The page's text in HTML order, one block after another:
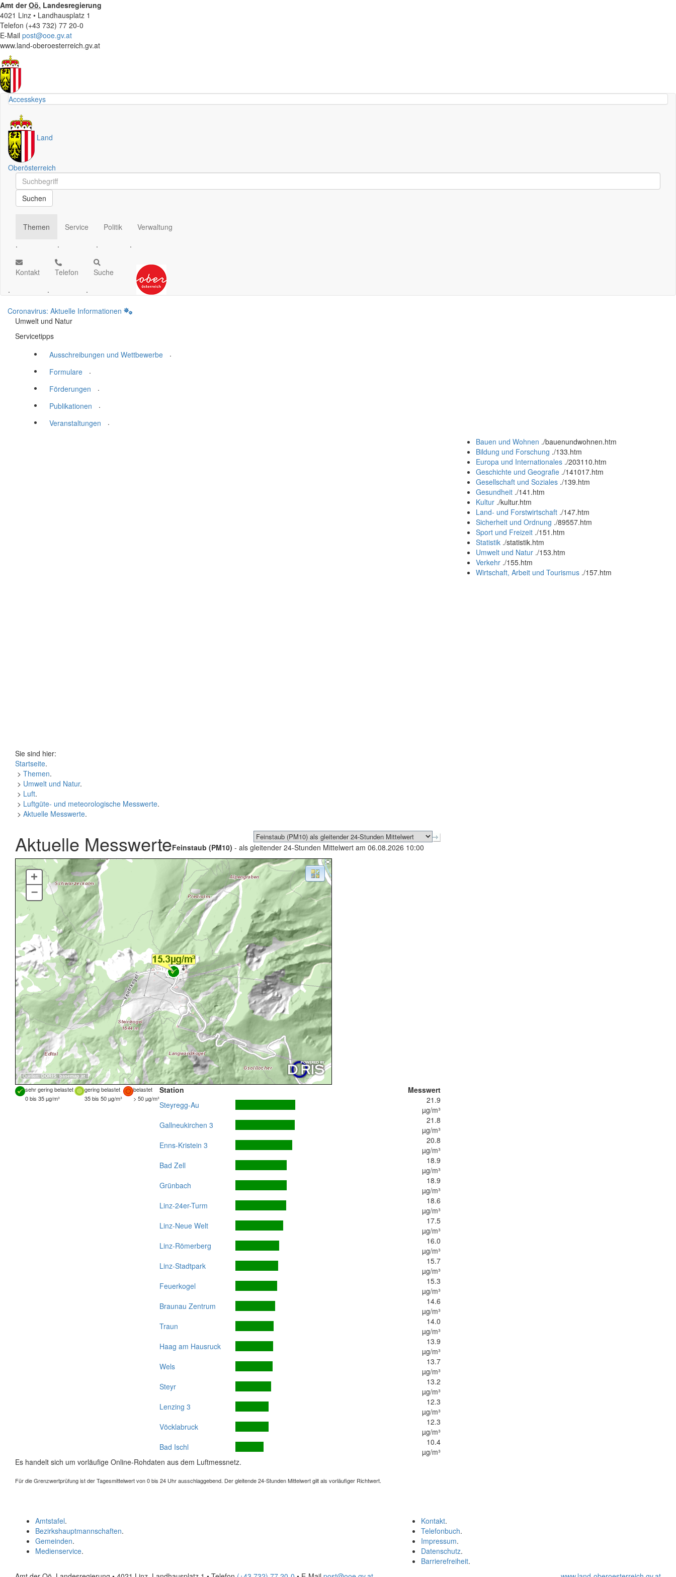
Amt derOö. Landesregierung
4021 Linz • Landhausplatz 1
Telefon (+43 732) 77 20-0
E-Mail post@ooe.gv.at
www.land-oberoesterreich.gv.at
Accesskeys
Land
Oberösterreich
Schnellsuche
Schnellsuche
Suchen
Themen
.
Service
.
Politik
.
Verwaltung
.
Kontakt
.
Telefon
.
Suche
.
Coronavirus: Aktuelle Informationen
Umwelt und Natur
Servicetipps
Ausschreibungen und Wettbewerbe
.
Formulare
.
Förderungen
.
Publikationen
.
Veranstaltungen
.
Bauen und Wohnen ./bauenundwohnen.htm
Bildung und Forschung ./133.htm
Europa und Internationales ./203110.htm
Geschichte und Geografie ./141017.htm
Gesellschaft und Soziales ./139.htm
Gesundheit ./141.htm
Kultur ./kultur.htm
Land- und Forstwirtschaft ./147.htm
Sicherheit und Ordnung ./89557.htm
Sport und Freizeit ./151.htm
Statistik ./statistik.htm
Umwelt und Natur ./153.htm
Verkehr ./155.htm
Wirtschaft, Arbeit und Tourismus ./157.htm
Sie sind hier:
Startseite.
> Themen.
> Umwelt und Natur.
> Luft.
> Luftgüte- und meteorologische Messwerte.
> Aktuelle Messwerte.
Aktuelle MesswerteFeinstaub (PM10) - als gleitender 24-Stunden Mittelwert am 06.08.2026 10:00
Quellen: DORIS, basemap.at
+
–
sehr gering belastet gering belastet
belastet
0 bis 35 µg/m³
35 bis 50 µg/m³ > 50 µg/m³
Station
Messwert
Steyregg-Au
21.9
µg/m³
Gallneukirchen 3
21.8
µg/m³
Enns-Kristein 3
20.8
µg/m³
Bad Zell
18.9
µg/m³
Grünbach
18.9
µg/m³
Linz-24er-Turm
18.6
µg/m³
Linz-Neue Welt
17.5
µg/m³
Linz-Römerberg
16.0
µg/m³
Linz-Stadtpark
15.7
µg/m³
Feuerkogel
15.3
µg/m³
Braunau Zentrum
14.6
µg/m³
Traun
14.0
µg/m³
Haag am Hausruck
13.9
µg/m³
Wels
13.7
µg/m³
Steyr
13.2
µg/m³
Lenzing 3
12.3
µg/m³
Vöcklabruck
12.3
µg/m³
Bad Ischl
10.4
µg/m³
Es handelt sich um vorläufige Online-Rohdaten aus dem Luftmessnetz.
Für die Grenzwertprüfung ist der Tagesmittelwert von 0 bis 24 Uhr ausschlaggebend. Der gleitende 24-Stunden Mittelwert gilt als vorläufiger Richtwert.
Kontakt.
Telefonbuch.
Impressum.
Datenschutz.
Barrierefreiheit.
Amtstafel.
Bezirkshauptmannschaften.
Gemeinden.
Medienservice.